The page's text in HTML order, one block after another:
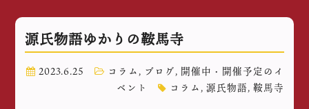
源氏物語ゆかりの鞍馬寺
2023.6.25 コラム , ブログ, 開催中・開催予定のイ
ベント
コラム , 源氏物語, 鞍馬寺